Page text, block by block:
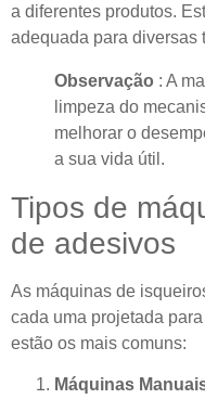
a diferentes produtos.
adequada para diversas
Observação : A
limpeza do
melhorar o
a sua vida útil.
Tipos de
de adesivos
As máquinas de
cada uma projetada
estão os mais comuns:
Máquinas